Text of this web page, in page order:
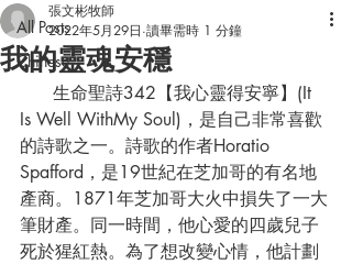
All Posts
Chinese
我的靈魂安穩
張文彬牧師
2022年5月29日 讀畢需時 1 分鐘
Is Well WithMy Soul)，是自己非常喜歡
的詩歌之一。詩歌的作者Horatio
Spafford，是19世紀在芝加哥的有名地
產商。1871年芝加哥大火中損失了一大
筆財產。同一時間，他心愛的四歲兒子
死於猩紅熱。為了想改變心情，他計劃